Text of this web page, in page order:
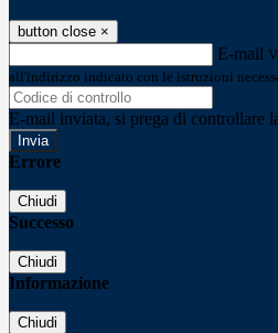
button close ×
E-mail
all'indirizzo indicato con le istruzioni
E-mail inviata, si prega di controllare
Errore
Chiudi
Successo
Chiudi
Informazione
Chiudi